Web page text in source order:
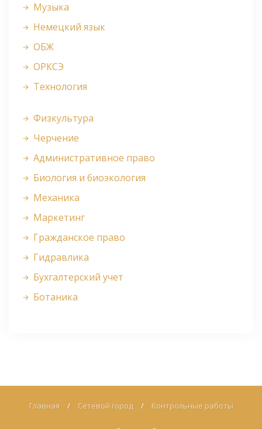
Музыка
Немецкий язык
ОБЖ
ОРКСЭ
Технология
Физкультура
Черчение
Административное право
Биология и биоэкология
Механика
Маркетинг
Гражданское право
Гидравлика
Бухгалтерский учет
Ботаника
Главная / Сетевой город / Контрольные работы